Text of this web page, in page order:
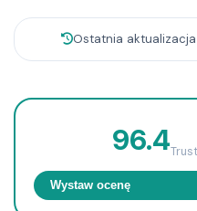
Ostatnia
96.4
Wystaw ocenę